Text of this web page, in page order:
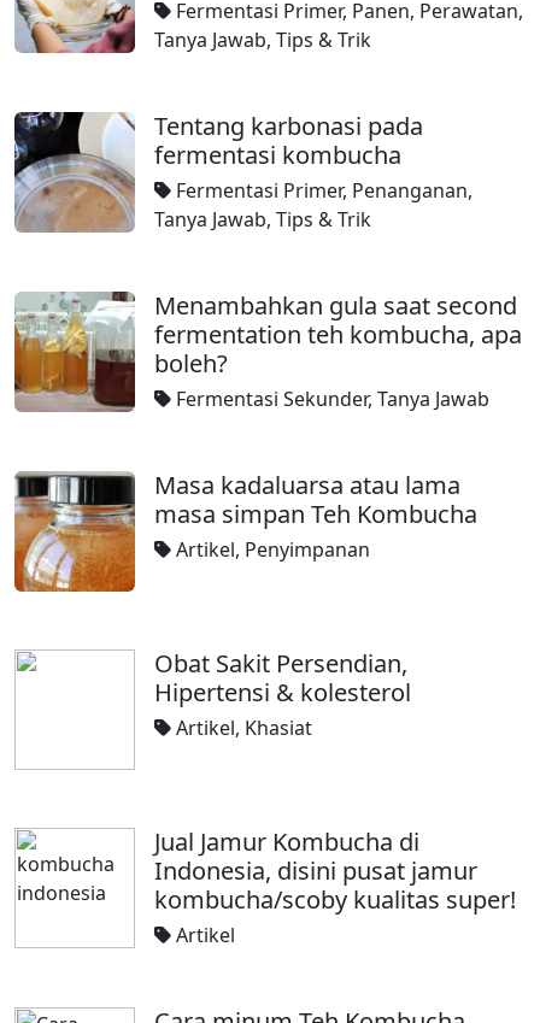
Fermentasi Primer, Panen, Perawatan,
Tanya Jawab, Tips & Trik
Tentang karbonasi pada
fermentasi kombucha
Fermentasi Primer, Penanganan,
Tanya Jawab, Tips & Trik
Menambahkan gula saat second
fermentation teh kombucha, apa
boleh?
Fermentasi Sekunder, Tanya Jawab
Masa kadaluarsa atau lama
masa simpan Teh Kombucha
Artikel, Penyimpanan
Obat Sakit Persendian,
Hipertensi & kolesterol
Artikel, Khasiat
Jual Jamur Kombucha di
Indonesia, disini pusat jamur
kombucha/scoby kualitas super!
Artikel